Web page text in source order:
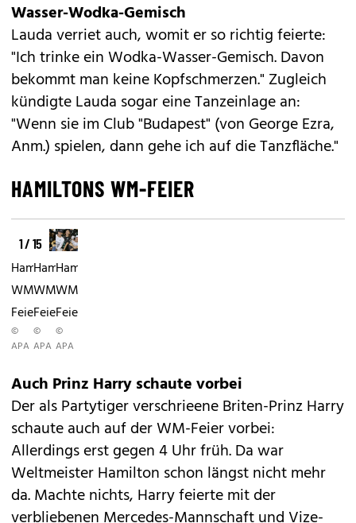
Wasser-Wodka-Gemisch
Lauda verriet auch, womit er so richtig feierte:
"Ich trinke ein Wodka-Wasser-Gemisch. Davon
bekommt man keine Kopfschmerzen." Zugleich
kündigte Lauda sogar eine Tanzeinlage an:
"Wenn sie im Club "Budapest" (von George Ezra,
Anm.) spielen, dann gehe ich auf die Tanzfläche."
HAMILTONS WM-FEIER
1 / 15
Hamiltons
WM-
Feier
©
APA
Hamiltons
WM-
Feier
©
APA
Hamiltons
WM-
Feier
©
APA
Auch Prinz Harry schaute vorbei
Der als Partytiger verschrieene Briten-Prinz Harry
schaute auch auf der WM-Feier vorbei:
Allerdings erst gegen 4 Uhr früh. Da war
Weltmeister Hamilton schon längst nicht mehr
da. Machte nichts, Harry feierte mit der